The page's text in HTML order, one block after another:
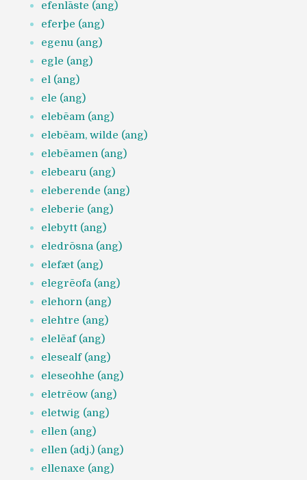
efenlāste (ang)
eferþe (ang)
egenu (ang)
egle (ang)
el (ang)
ele (ang)
elebēam (ang)
elebēam, wilde (ang)
elebēamen (ang)
elebearu (ang)
eleberende (ang)
eleberie (ang)
elebytt (ang)
eledrōsna (ang)
elefæt (ang)
elegrēofa (ang)
elehorn (ang)
elehtre (ang)
elelēaf (ang)
elesealf (ang)
eleseohhe (ang)
eletrēow (ang)
eletwig (ang)
ellen (ang)
ellen (adj.) (ang)
ellenaxe (ang)